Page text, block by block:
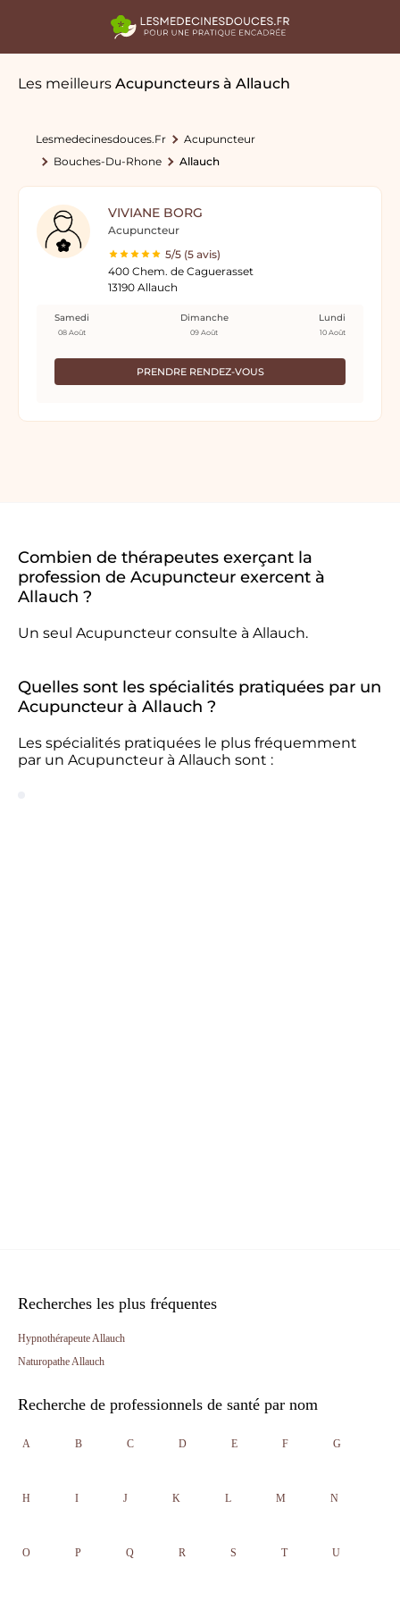
Les meilleurs Acupuncteurs à Allauch
Lesmedecinesdouces.fr
Acupuncteur
Bouches-Du-Rhone
Allauch
VIVIANE BORG
Acupuncteur
5/5 (5 avis)
400 Chem. de Caguerasset
13190 Allauch
PRENDRE RENDEZ-VOUS
Samedi
08 Août
Dimanche
09 Août
Lundi
10 Août
Combien de thérapeutes exerçant la
profession de Acupuncteur exercent à
Allauch ?
Un seul Acupuncteur consulte à Allauch.
Quelles sont les spécialités pratiquées par un
Acupuncteur à Allauch ?
Les spécialités pratiquées le plus fréquemment
par un Acupuncteur à Allauch sont :
Recherches les plus fréquentes
Hypnothérapeute Allauch
Naturopathe Allauch
Recherche de professionnels de santé par nom
A B C D E F G
H I J K L M N
O P Q R S T U